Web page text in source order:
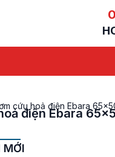
cứu hoả điện Ebara
điện Ebara
MỚI